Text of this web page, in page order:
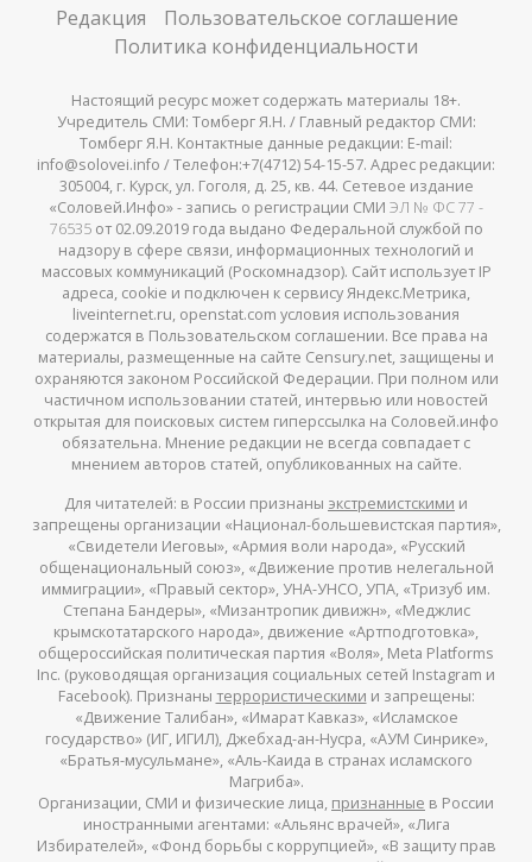
Редакция
Пользовательское соглашение
Политика конфиденциальности
Настоящий ресурс может содержать материалы 18+.
Учредитель СМИ: Томберг Я.Н. / Главный редактор СМИ:
Томберг Я.Н. Контактные данные редакции: E-mail:
info@solovei.info / Телефон:+7(4712) 54-15-57. Адрес редакции:
305004, г. Курск, ул. Гоголя, д. 25, кв. 44. Сетевое издание
«Соловей.Инфо» - запись о регистрации СМИ ЭЛ № ФС 77 -
76535от 02.09.2019 года выдано Федеральной службой по
надзору в сфере связи, информационных технологий и
массовых коммуникаций (Роскомнадзор). Сайт использует IP
адреса, cookie и подключен к сервису Яндекс.Метрика,
liveinternet.ru, openstat.com условия использования
содержатся в Пользовательском соглашении. Все права на
материалы, размещенные на сайте Censury.net, защищены и
охраняются законом Российской Федерации. При полном или
частичном использовании статей, интервью или новостей
открытая для поисковых систем гиперссылка на Соловей.инфо
обязательна. Мнение редакции не всегда совпадает с
мнением авторов статей, опубликованных на сайте.
Для читателей: в России признаны экстремистскими и
запрещены организации «Национал-большевистская партия»,
«Свидетели Иеговы», «Армия воли народа», «Русский
общенациональный союз», «Движение против нелегальной
иммиграции», «Правый сектор», УНА-УНСО, УПА, «Тризуб им.
Степана Бандеры», «Мизантропик дивижн», «Меджлис
крымскотатарского народа», движение «Артподготовка»,
общероссийская политическая партия «Воля», Meta Platforms
Inc. (руководящая организация социальных сетей Instagram и
Facebook). Признаны террористическими и запрещены:
«Движение Талибан», «Имарат Кавказ», «Исламское
государство» (ИГ, ИГИЛ), Джебхад-ан-Нусра, «АУМ Синрике»,
«Братья-мусульмане», «Аль-Каида в странах исламского
Магриба».
Организации, СМИ и физические лица, признанные в России
иностранными агентами: «Альянс врачей», «Лига
Избирателей», «Фонд борьбы с коррупцией», «В защиту прав